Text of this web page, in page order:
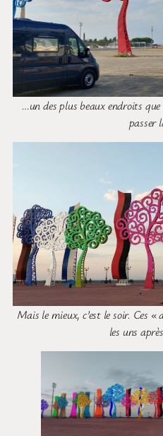
…un des plus beaux endroits
passer
Mais le mieux, c’est le soir. Ces
les uns